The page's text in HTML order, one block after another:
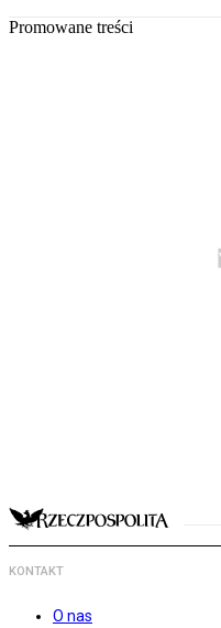
Promowane treści
KONTAKT
O nas